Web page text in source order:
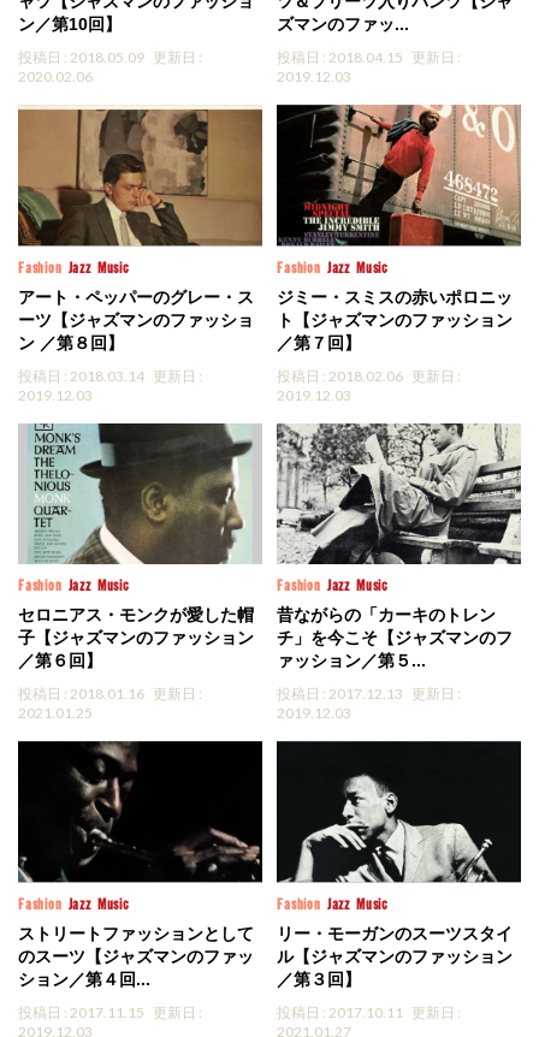
ン／第10回】
投稿日 : 2018.05.09 更新日 :
2020.02.06
ズマンのファッ...
投稿日 : 2018.04.15 更新日 :
2019.12.03
Fashion Jazz Music
アート・ペッパーのグレー・ス
ーツ【ジャズマンのファッショ
ン ／第８回】
投稿日 : 2018.03.14 更新日 :
2019.12.03
Fashion Jazz Music
ジミー・スミスの赤いポロニッ
ト【ジャズマンのファッション
／第７回】
投稿日 : 2018.02.06 更新日 :
2019.12.03
Fashion Jazz Music
セロニアス・モンクが愛した帽
子【ジャズマンのファッション
／第６回】
投稿日 : 2018.01.16 更新日 :
2021.01.25
Fashion Jazz Music
昔ながらの「カーキのトレン
チ」を今こそ【ジャズマンのフ
ァッション／第５...
投稿日 : 2017.12.13 更新日 :
2019.12.03
Fashion Jazz Music
ストリートファッションとして
のスーツ【ジャズマンのファッ
ション／第４回...
投稿日 : 2017.11.15 更新日 :
2019.12.03
Fashion Jazz Music
リー・モーガンのスーツスタイ
ル【ジャズマンのファッション
／第３回】
投稿日 : 2017.10.11
更新日 :
2021.01.27